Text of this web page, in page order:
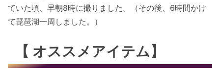
ていた頃、早朝8時に撮りました。（その後、6時間かけ
て琵琶湖一周しました。）
【 オススメアイテム】